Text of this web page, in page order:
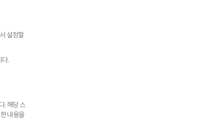
설정할
다.
. 해당 스
내용을